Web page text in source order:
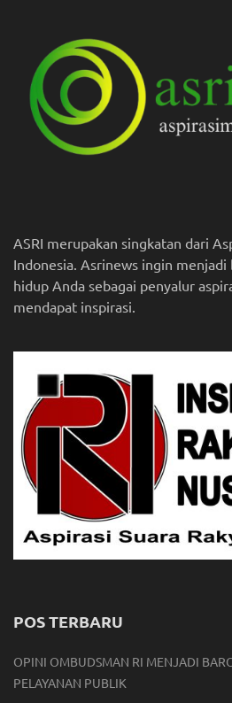
ASRI merupakan singkatan dari
Indonesia. Asrinews ingin
hidup Anda sebagai penyalur
mendapat inspirasi.
POS TERBARU
OPINI OMBUDSMAN RI MENJADI
PELAYANAN PUBLIK